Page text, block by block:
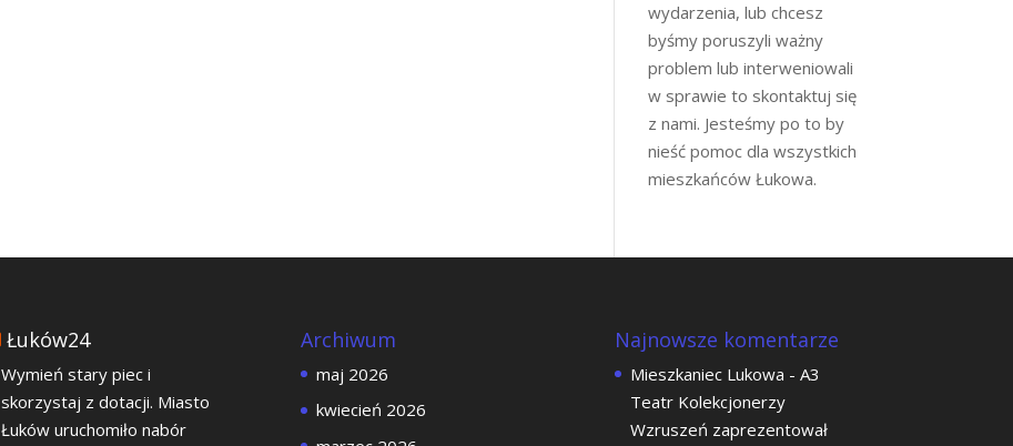
wydarzenia, lub chcesz
byśmy poruszyli ważny
problem lub interweniowali
w sprawie to skontaktuj się
z nami. Jesteśmy po to by
nieść pomoc dla wszystkich
mieszkańców Łukowa.
Łuków24
Wymień stary piec i
skorzystaj z dotacji. Miasto
Łuków uruchomiło nabór
Archiwum
maj 2026
kwiecień 2026
Najnowsze komentarze
Mieszkaniec Lukowa -A3
Teatr Kolekcjonerzy
Wzruszeń zaprezentował